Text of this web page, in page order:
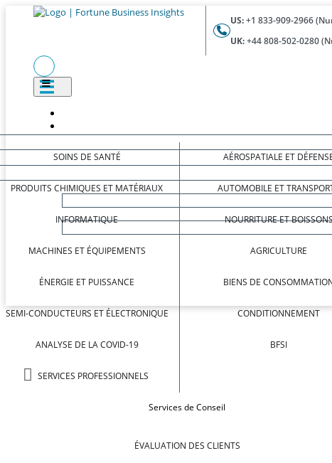
US:+1 833-909-2966
UK:+44 808-502-0280
SOINS DE SANTÉ
PRODUITS CHIMIQUES ET MATÉRIAUX
INFORMATIQUE
MACHINES ET ÉQUIPEMENTS
ÉNERGIE ET PUISSANCE
SEMI-CONDUCTEURS ET ÉLECTRONIQUE
ANALYSE DE LA COVID-19
SERVICES PROFESSIONNELS
AÉROSPATIALE ET
AUTOMOBILE ET
NOURRITURE ET
AGRICULTURE
BIENS DE
CONDITIONNEMENT
BFSI
Services de Conseil
ÉVALUATION DES CLIENTS